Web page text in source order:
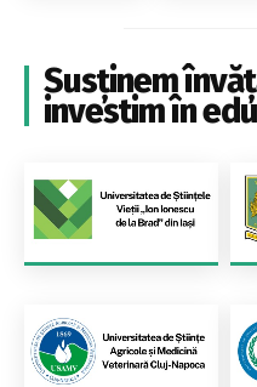
Susținem
investim în